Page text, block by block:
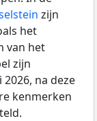
zijn
het
van het
zijn
na deze
kenmerken